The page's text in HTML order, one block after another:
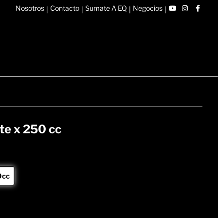
Nosotros | Contacto | Sumate A EQ | Negocios |
x 250 cc